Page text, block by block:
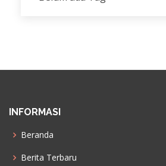
INFORMASI
Beranda
Berita Terbaru